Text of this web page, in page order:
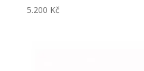
5.200 Kč